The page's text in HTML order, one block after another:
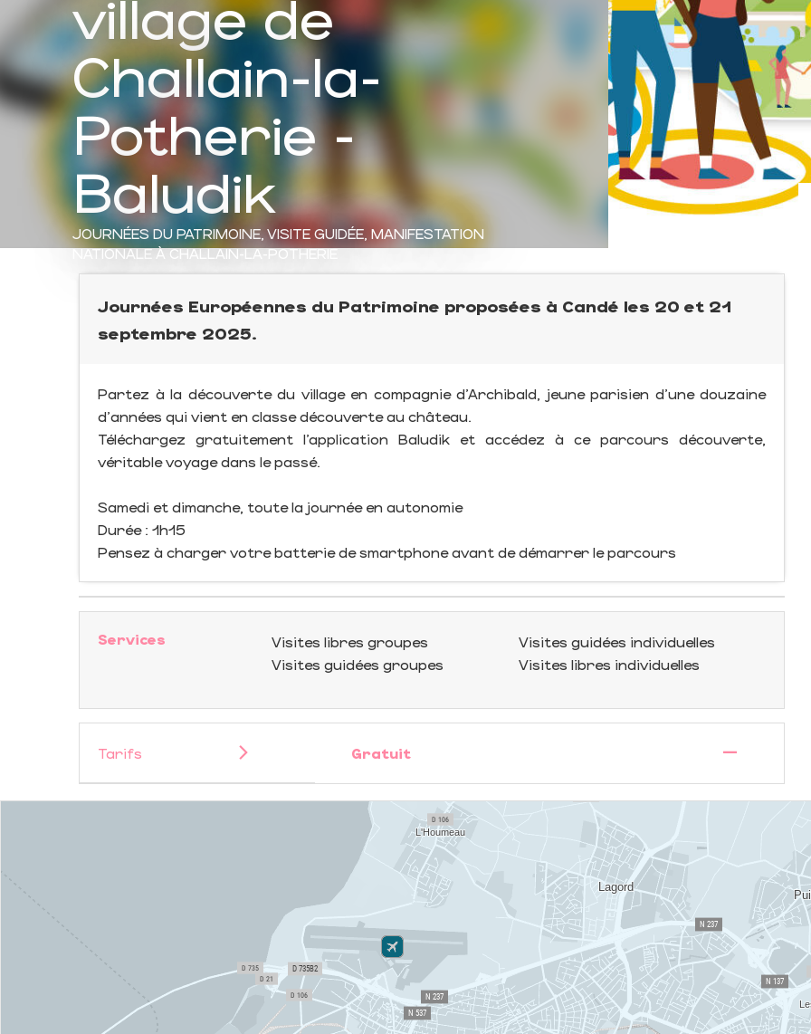
village de
Challain-la-
Potherie -
Baludik
JOURNÉES DU PATRIMOINE, VISITE GUIDÉE, MANIFESTATION
NATIONALE À CHALLAIN-LA-POTHERIE
Journées Européennes du Patrimoine proposées à Candé les 20 et 21
septembre 2025.
Partez à la découverte du village en compagnie d'Archibald, jeune parisien d'une douzaine
d'années qui vient en classe découverte au château.
Téléchargez gratuitement l’application Baludik et accédez à ce parcours découverte,
véritable voyage dans le passé.
Samedi et dimanche, toute la journée en autonomie
Durée : 1h15
Pensez à charger votre batterie de smartphone avant de démarrer le parcours
Services
Visites libres groupes
Visites guidées groupes
Visites guidées individuelles
Visites libres individuelles
Tarifs Gratuit —